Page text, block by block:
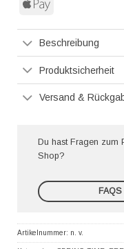
Apple
Beschreibung
Produktsicherheit
Versand &
Du hast Fragen zum
Shop?
Artikelnummer: n. v.